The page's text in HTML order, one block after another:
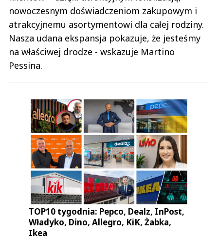
nowoczesnym doświadczeniom zakupowym i
atrakcyjnemu asortymentowi dla całej rodziny.
Nasza udana ekspansja pokazuje, że jesteśmy
na właściwej drodze - wskazuje Martino
Pessina.
TOP10 tygodnia: Pepco, Dealz, InPost,
Władyko, Dino, Allegro, KiK, Żabka,
Ikea